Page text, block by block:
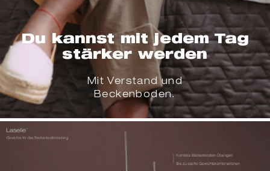
Du kannst mit jedem Tag
stärker werden
Mit Verstand und
Beckenboden.